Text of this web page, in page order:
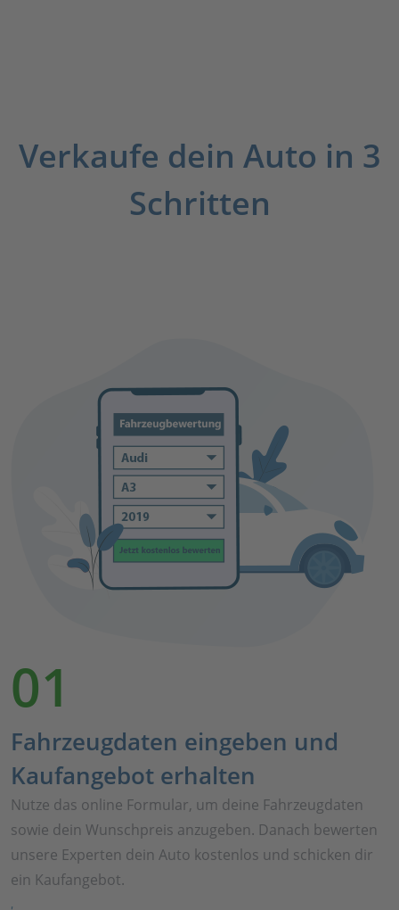
Verkaufe dein Auto in 3
Schritten
01
Fahrzeugdaten eingeben und
Kaufangebot erhalten
Nutze das online Formular, um deine Fahrzeugdaten
sowie dein Wunschpreis anzugeben. Danach bewerten
unsere Experten dein Auto kostenlos und schicken dir
ein Kaufangebot.